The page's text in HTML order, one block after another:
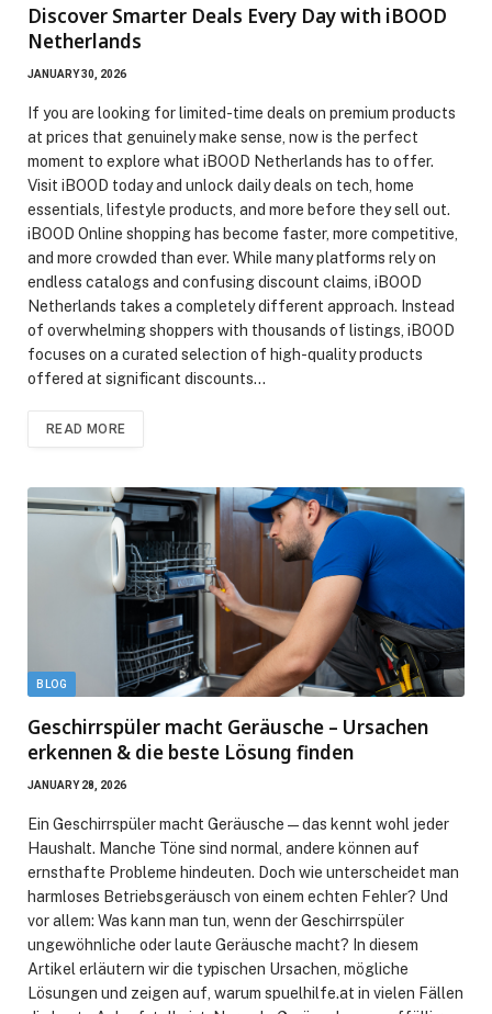
Discover Smarter Deals Every Day with iBOOD
Netherlands
JANUARY 30, 2026
If you are looking for limited-time deals on premium products
at prices that genuinely make sense, now is the perfect
moment to explore what iBOOD Netherlands has to offer.
Visit iBOOD today and unlock daily deals on tech, home
essentials, lifestyle products, and more before they sell out.
iBOOD Online shopping has become faster, more competitive,
and more crowded than ever. While many platforms rely on
endless catalogs and confusing discount claims, iBOOD
Netherlands takes a completely different approach. Instead
of overwhelming shoppers with thousands of listings, iBOOD
focuses on a curated selection of high-quality products
offered at significant discounts…
READ MORE
BLOG
Geschirrspüler macht Geräusche – Ursachen
erkennen & die beste Lösung finden
JANUARY 28, 2026
Ein Geschirrspüler macht Geräusche — das kennt wohl jeder
Haushalt. Manche Töne sind normal, andere können auf
ernsthafte Probleme hindeuten. Doch wie unterscheidet man
harmloses Betriebsgeräusch von einem echten Fehler? Und
vor allem: Was kann man tun, wenn der Geschirrspüler
ungewöhnliche oder laute Geräusche macht? In diesem
Artikel erläutern wir die typischen Ursachen, mögliche
Lösungen und zeigen auf, warum spuelhilfe.at in vielen Fällen